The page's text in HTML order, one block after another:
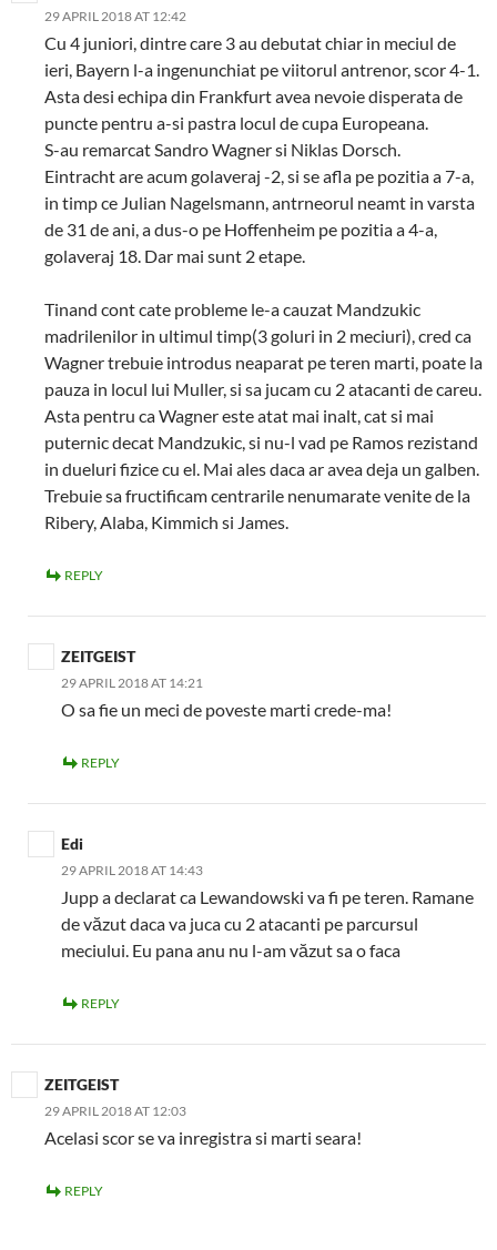
29 APRIL 2018 AT 12:42
Cu 4 juniori, dintre care 3 au debutat chiar in meciul de
ieri, Bayern l-a ingenunchiat pe viitorul antrenor, scor 4-1.
Asta desi echipa din Frankfurt avea nevoie disperata de
puncte pentru a-si pastra locul de cupa Europeana.
S-au remarcat Sandro Wagner si Niklas Dorsch.
Eintracht are acum golaveraj -2, si se afla pe pozitia a 7-a,
in timp ce Julian Nagelsmann, antrneorul neamt in varsta
de 31 de ani, a dus-o pe Hoffenheim pe pozitia a 4-a,
golaveraj 18. Dar mai sunt 2 etape.
Tinand cont cate probleme le-a cauzat Mandzukic
madrilenilor in ultimul timp(3 goluri in 2 meciuri), cred ca
Wagner trebuie introdus neaparat pe teren marti, poate la
pauza in locul lui Muller, si sa jucam cu 2 atacanti de careu.
Asta pentru ca Wagner este atat mai inalt, cat si mai
puternic decat Mandzukic, si nu-l vad pe Ramos rezistand
in dueluri fizice cu el. Mai ales daca ar avea deja un galben.
Trebuie sa fructificam centrarile nenumarate venite de la
Ribery, Alaba, Kimmich si James.
REPLY
ZEITGEIST
29 APRIL 2018 AT 14:21
O sa fie un meci de poveste marti crede-ma!
REPLY
Edi
29 APRIL 2018 AT 14:43
Jupp a declarat ca Lewandowski va fi pe teren. Ramane
de văzut daca va juca cu 2 atacanti pe parcursul
meciului. Eu pana anu nu l-am văzut sa o faca
REPLY
ZEITGEIST
29 APRIL 2018 AT 12:03
Acelasi scor se va inregistra si marti seara!
REPLY